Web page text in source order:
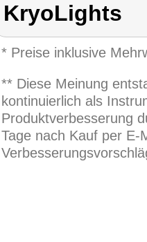
KryoLights
* Preise inklusive
** Diese Meinung
kontinuierlich als
Produktverbesserung
Tage nach Kauf per E-